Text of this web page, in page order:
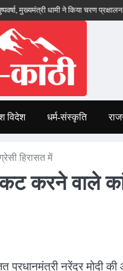
धामी ने किया चरण प्रक्षालन…
विदेश धर्म-संस्कृति
हिरासत में
करने वाले
प्रधानमंत्री नरेंद्र मोदी